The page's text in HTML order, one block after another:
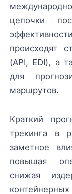
цепочки
происходят
(API, EDI), а
для
маршрутов.
Краткий
трекинга в
заметное
повышая
снижая